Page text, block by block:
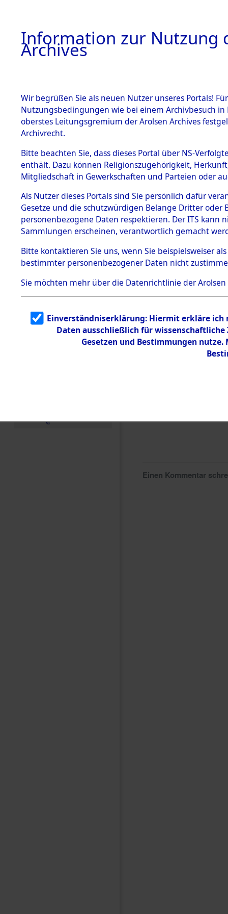
BESTÄNDE
1.
mente
5. Verschiedenes
5.3
Todesmärsche
5.3.1 Alliierte
Erhebungen
zu
Todesmärsch
en
5.3.2
g
5.3.3
Todesmärsch
e
0003
Einen Kommentar
Information zur Nutzung
Archives
Wir begrüßen Sie als neuen Nutzer unseres Portals!
Nutzungsbedingungen wie bei einem Archivbesuch
oberstes Leitungsgremium der Arolsen Archives
Archivrecht.
Bitte beachten Sie, dass dieses Portal über NS-
enthält. Dazu können Religionszugehörigkeit,
Mitgliedschaft in Gewerkschaften und Parteien oder
Als Nutzer dieses Portals sind Sie persönlich dafür
Gesetze und die schutzwürdigen Belange Dritter
personenbezogene Daten respektieren. Der ITS
Sammlungen erscheinen, verantwortlich gemacht
Bitte kontaktieren Sie uns, wenn Sie beispielsweiser
bestimmter personenbezogener Daten nicht
Sie möchten mehr über die Datenrichtlinie der Arolsen
Einverständniserklärung: Hiermit erkläre ich
Daten ausschließlich für
Gesetzen und Bestimmungen